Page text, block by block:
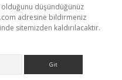
olduğunu düşündüğünüz
adresine bildirmeniz
sitemizden kaldırılacaktır.